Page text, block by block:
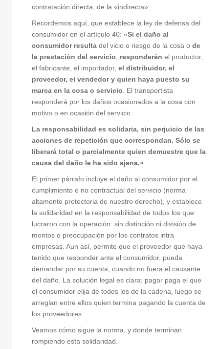
contratación directa, de la «indirecta».
Recordemos aquí, que establece la ley de defensa del
consumidor en el artículo 40: «Si el daño al
consumidor resulta del vicio o riesgo de la cosa o de
la prestación del servicio
responderán el productor,
el fabricante, el importador, el distribuidor, el
proveedor, el vendedor y quien haya puesto su
marca en la cosa o servicio . El transportista
responderá por los daños ocasionados a la cosa con
motivo o en ocasión del servicio.
La responsabilidad es solidaria, sin perjuicio de las
acciones de repetición que correspondan. Sólo se
liberará total o parcialmente quien demuestre que la
causa del daño le ha sido ajena.»
El primer párrafo incluye el daño al consumidor por el
cumplimiento o no contractual del servicio (norma
altamente protectoria de nuestro derecho), y establece
la solidaridad en la responsabilidad de todos los que
lucraron con la operación: sin distinción ni división de
montos o preocupación por los contratos intra
empresas. Aun así, permite que el proveedor que haya
tenido que responder ante el consumidor, pueda
demandar por su cuenta, cuando no fuera el causante
del daño. La solución legal es clara: pagar paga el que
el consumidor elija de todos los de la cadena, luego se
arreglan entre ellos quien termina pagando la cuenta de
los proveedores.
Veamos cómo sigue la norma, y donde terminan
rompiendo esta solidaridad.